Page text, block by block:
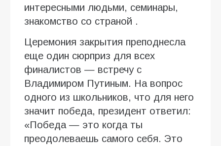
интересными людьми, семинары,
знакомство со страной .
Церемония закрытия преподнесла
еще один сюрприз для всех
финалистов — встречу с
Владимиром Путиным. На вопрос
одного из школьников, что для него
значит победа, президент ответил:
«Победа — это когда ты
преодолеваешь самого себя. Это